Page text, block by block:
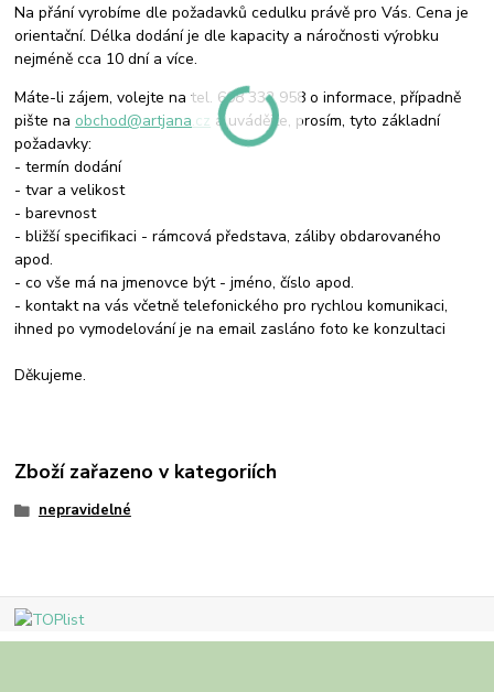
Na přání vyrobíme dle požadavků cedulku právě pro Vás. Cena je
orientační. Délka dodání je dle kapacity a náročnosti výrobku
nejméně cca 10 dní a více.
Máte-li zájem, volejte na tel. 608 332 958 o informace, případně
pište na obchod@artjana.cz a uvádějte, prosím, tyto základní
požadavky:
- termín dodání
- tvar a velikost
- barevnost
- bližší specifikaci - rámcová představa, záliby obdarovaného
apod.
- co vše má na jmenovce být - jméno, číslo apod.
- kontakt na vás včetně telefonického pro rychlou komunikaci,
ihned po vymodelování je na email zasláno foto ke konzultaci
Děkujeme.
Zboží zařazeno v kategoriích
nepravidelné